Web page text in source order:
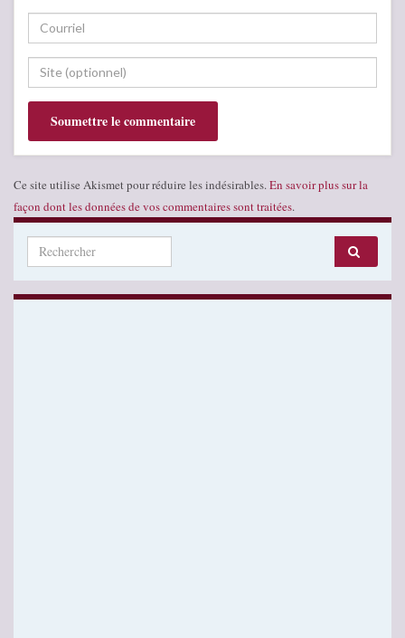
Ce site utilise Akismet pour réduire les indésirables. En savoir plus sur la
façon dont les données de vos commentaires sont traitées.
Search for: